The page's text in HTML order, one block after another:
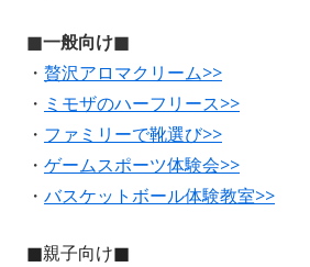
■一般向け■
・ 贅沢アロマクリーム>>
・ ミモザのハーフリース>>
・ ファミリーで靴選び>>
・ ゲームスポーツ体験会>>
・ バスケットボール体験教室>>
■親子向け■